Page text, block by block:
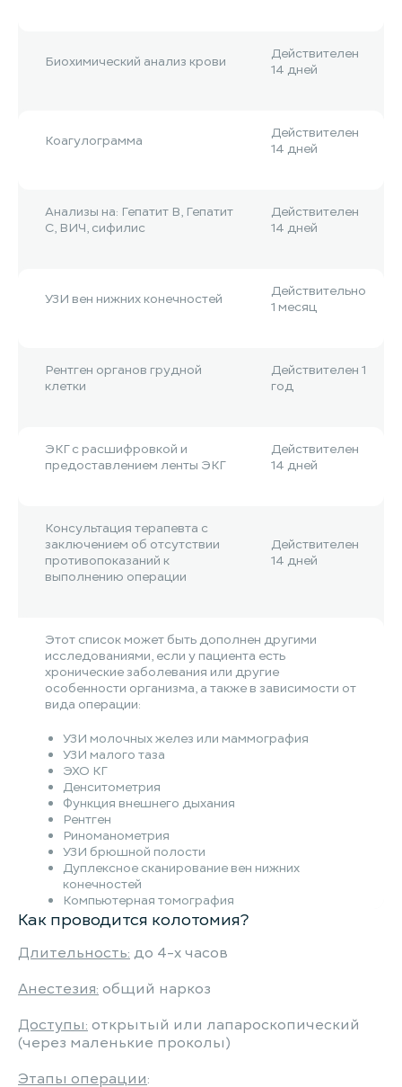
Биохимический анализ крови
Действителен
14 дней
Коагулограмма
Действителен
14 дней
Анализы на: Гепатит B, Гепатит
С, ВИЧ, сифилис
Действителен
14 дней
УЗИ вен нижних конечностей
Действительно
1 месяц
Рентген органов грудной
клетки
Действителен 1
год
ЭКГ с расшифровкой и
предоставлением ленты ЭКГ
Действителен
14 дней
Консультация терапевта с
заключением об отсутствии
противопоказаний к
выполнению операции
Действителен
14 дней
Этот список может быть дополнен другими
исследованиями, если у пациента есть
хронические заболевания или другие
особенности организма, а также в зависимости от
вида операции:
УЗИ молочных желез или маммография
УЗИ малого таза
ЭХО КГ
Денситометрия
Функция внешнего дыхания
Рентген
Риноманометрия
УЗИ брюшной полости
Дуплексное сканирование вен нижних
конечностей
Компьютерная томография
Как проводится колотомия?
Длительность: до 4-х часов
Анестезия: общий наркоз
Доступы: открытый или лапароскопический
(через маленькие проколы)
Этапы операции: